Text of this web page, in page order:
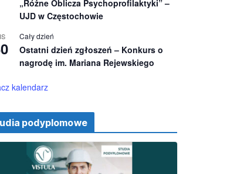
n
i
n
e
„Różne Oblicza Psychoprofilaktyki” –
UJD w Częstochowie
Cały dzień
Ostatni dzień zgłoszeń – Konkurs o
nagrodę im. Mariana Rejewskiego
kalendarz
podyplomowe